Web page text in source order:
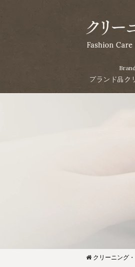
ブランド品ク
クリーニング